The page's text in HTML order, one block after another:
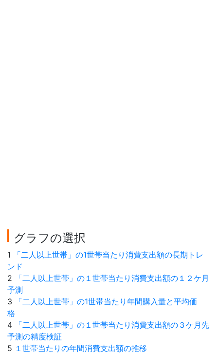
グラフの選択
1
「二人以上世帯」の1世帯当たり消費支出額の長期トレ
ンド
2
「二人以上世帯」の１世帯当たり消費支出額の１２ケ月
予測
3
「二人以上世帯」の1世帯当たり年間購入量と平均価
格
4
「二人以上世帯」の１世帯当たり消費支出額の３ケ月先
予測の精度検証
5 １世帯当たりの年間消費支出額の推移